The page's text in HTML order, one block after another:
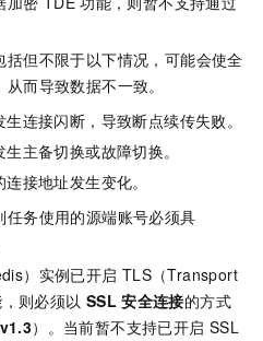
但不限于以下情况，可能会使全
而导致数据不一致。
生连接闪断，导致断点续传失败。
生主备切换或故障切换。
连接地址发生变化。
务使用的源端账号必须具
） 实例已开启 TLS（Transport
则必须以 SSL 安全连接的方式
）。当前暂不支持已开启 SSL